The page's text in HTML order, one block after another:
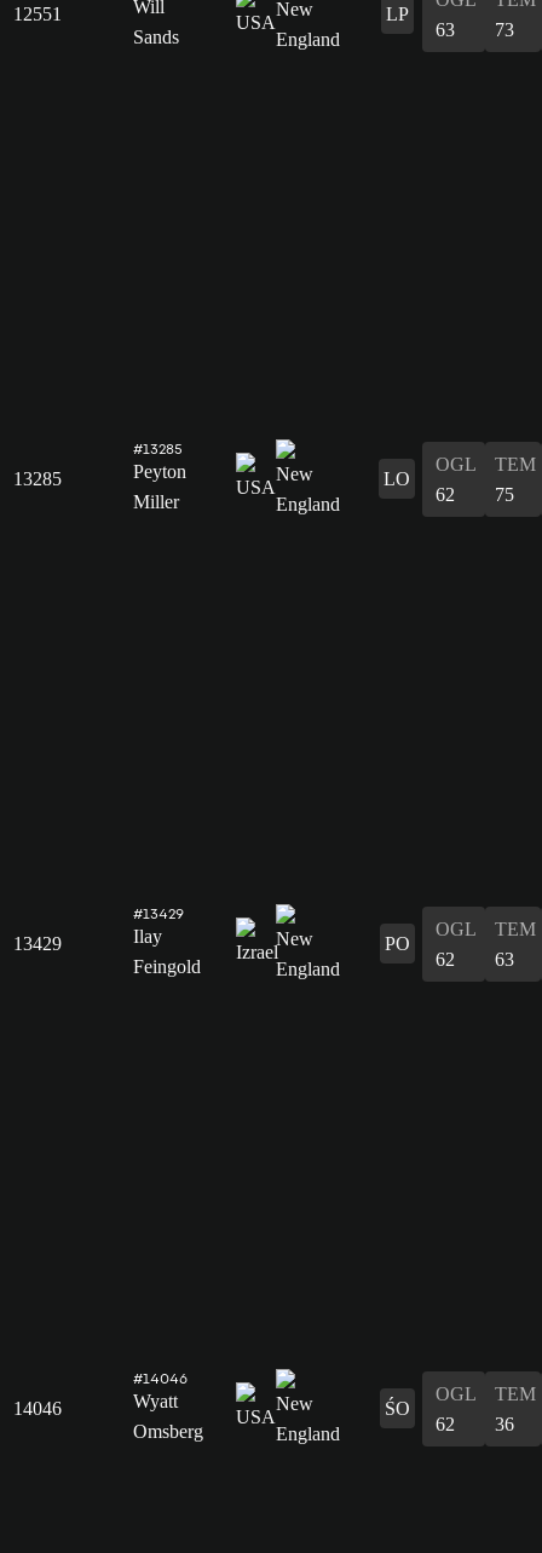
12551
Will
Sands
LP
63
73
13285
#13285
Peyton
Miller
LO
OGL
62
TEM
75
13429
#13429
Ilay
Feingold
PO
OGL
62
TEM
63
14046
#14046
Wyatt
Omsberg
ŚO
OGL
62
TEM
36